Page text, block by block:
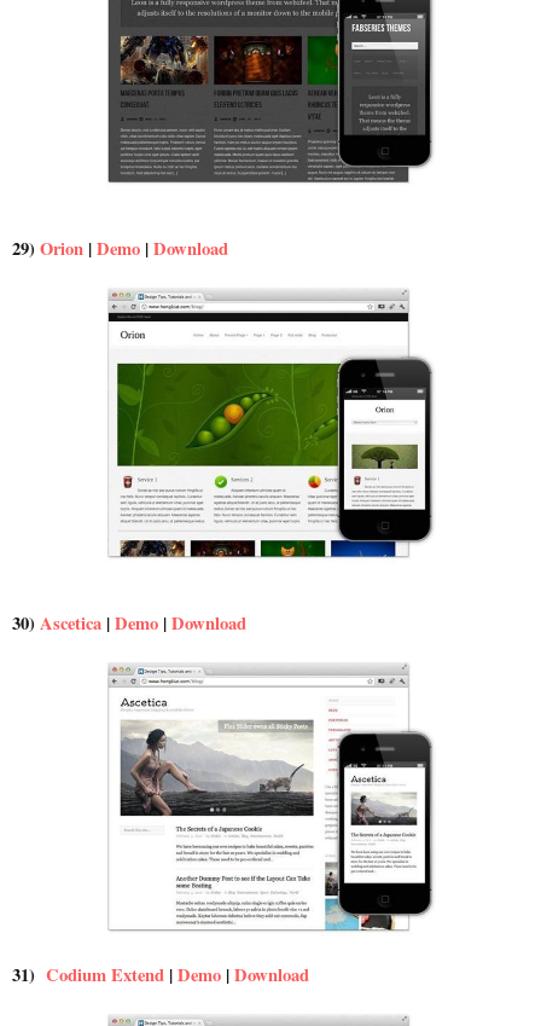
29)Orion |Demo |Download
30)Ascetica |Demo |Download
31) Codium Extend |Demo |Download